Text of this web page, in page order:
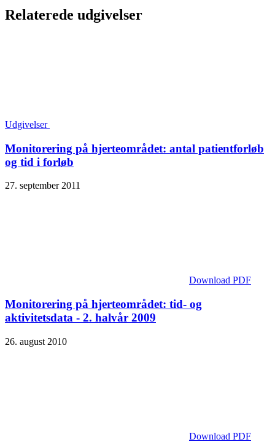
Relaterede udgivelser
Udgivelser
Monitorering på hjerteområdet: antal patientforløb
og tid i forløb
27. september 2011
Download PDF
Monitorering på hjerteområdet: tid- og
aktivitetsdata - 2. halvår 2009
26. august 2010
Download PDF